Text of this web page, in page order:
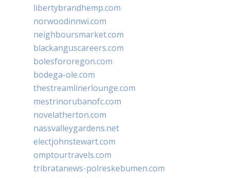
libertybrandhemp.com
norwoodinnwi.com
neighboursmarket.com
blackanguscareers.com
bolesfororegon.com
bodega-ole.com
thestreamlinerlounge.com
mestrinorubanofc.com
novelatherton.com
nassvalleygardens.net
electjohnstewart.com
omptourtravels.com
tribratanews-polreskebumen.com